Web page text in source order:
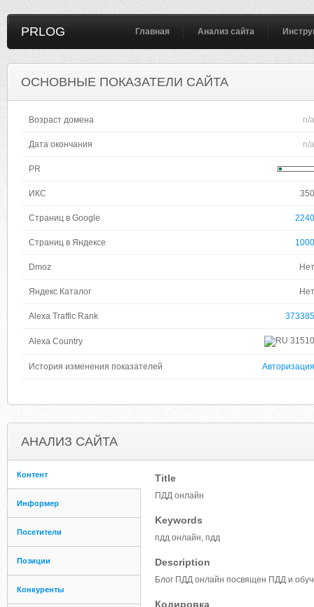
PRLOG Главная Анализ сайта
ОСНОВНЫЕ ПОКАЗАТЕЛИ САЙТА
Возраст домена n/a
Дата окончания n/a
PR
ИКС 350
Страниц в Google 2240
Страниц в Яндексе 1000
Dmoz Нет
Яндекс Каталог Нет
Alexa Traffic Rank 373385
Alexa Country 31510
История изменения показателей Авторизация
АНАЛИЗ САЙТА
Контент
Информер
Посетители
Позиции
Конкуренты
Title
ПДД онлайн
Keywords
пдд онлайн, пдд
Description
Блог ПДД онлайн посвящен ПДД и
Кодировка